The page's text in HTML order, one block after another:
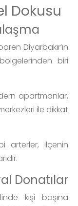
Dokusu
Diyarbakır’ın
biri
apartmanlar,
ile dikkat
arterler, ilçenin
Donatılar
kişi başına